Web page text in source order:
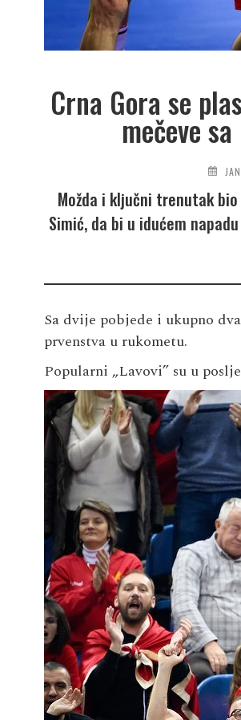
Crna Gora se
mečeve
Možda i ključni trenutak
Simić, da bi u idućem
Sa dvije pobjede i ukupno
prvenstva u rukometu.
Popularni „Lavovi” su u